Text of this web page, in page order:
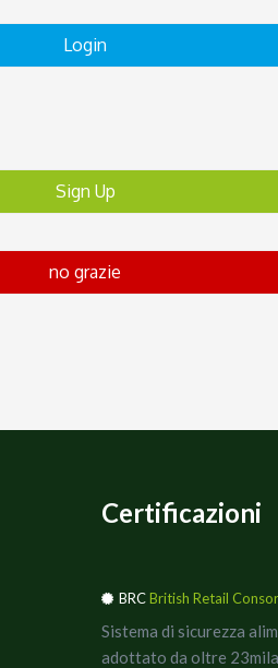
Certificazioni
BRCBritish Retail
Sistema di sicurezza
adottato da oltre